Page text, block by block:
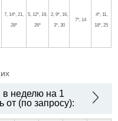
7, 14*, 21,
28*
5, 12*, 19,
26*
2, 9*, 16,
3*, 30
7*, 14
4*, 11,
18*, 25
в неделю на 1
от (по запросу):